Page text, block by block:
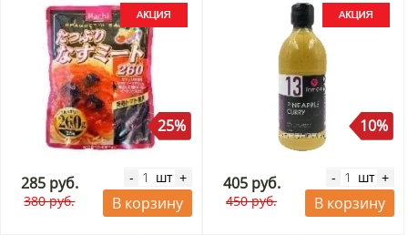
25%
285 руб.
380 руб.
- шт +
В корзину
10%
405 руб.
450 руб.
- шт +
В корзину